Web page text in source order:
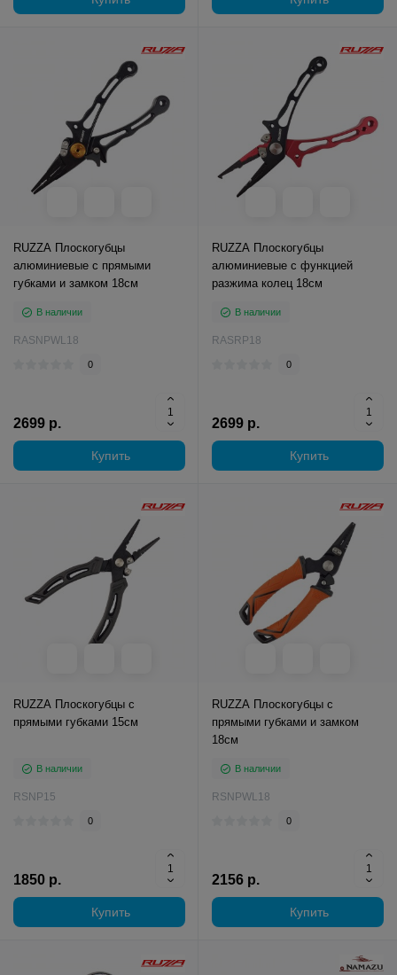
RUZZA Плоскогубцы
алюминиевые с прямыми
губками и замком 18см
В наличии
RASNPWL18
0
2699 р.
Купить
RUZZA Плоскогубцы
алюминиевые с функцией
разжима колец 18см
В наличии
RASRP18
0
2699 р.
Купить
RUZZA Плоскогубцы с
прямыми губками 15см
В наличии
RSNP15
0
1850 р.
Купить
RUZZA Плоскогубцы с
прямыми губками и замком
18см
В наличии
RSNPWL18
0
2156 р.
Купить